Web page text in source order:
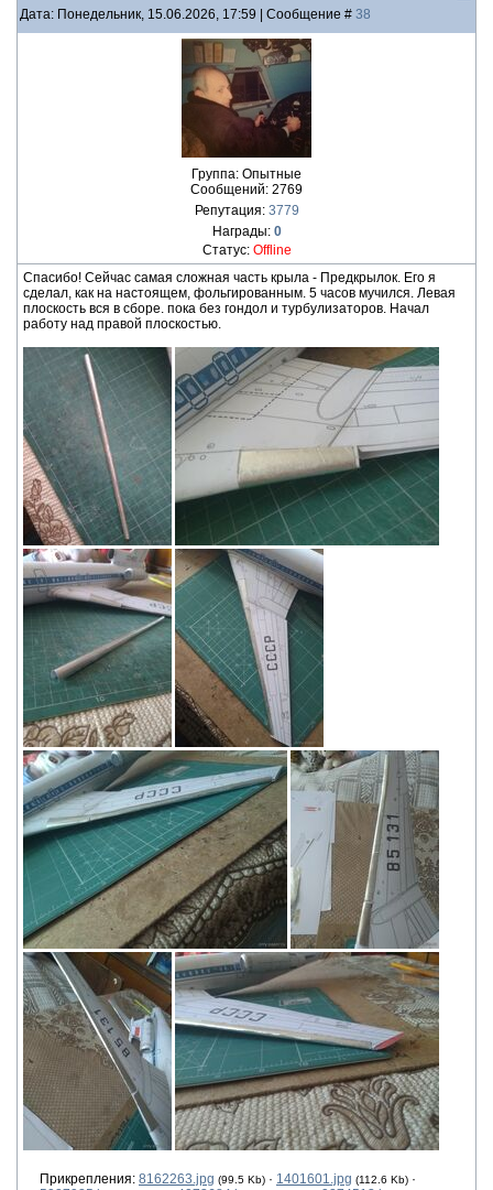
Дата: Понедельник, 15.06.2026, 17:59 | Сообщение # 38
Группа: Опытные
Сообщений: 2769
Репутация: 3779
Награды: 0
Статус: Offline
Спасибо! Сейчас самая сложная часть крыла - Предкрылок. Его я
сделал, как на настоящем, фольгированным. 5 часов мучился. Левая
плоскость вся в сборе. пока без гондол и турбулизаторов. Начал
работу над правой плоскостью.
Прикрепления: 8162263.jpg (99.5 Kb) · 1401601.jpg (112.6 Kb) ·